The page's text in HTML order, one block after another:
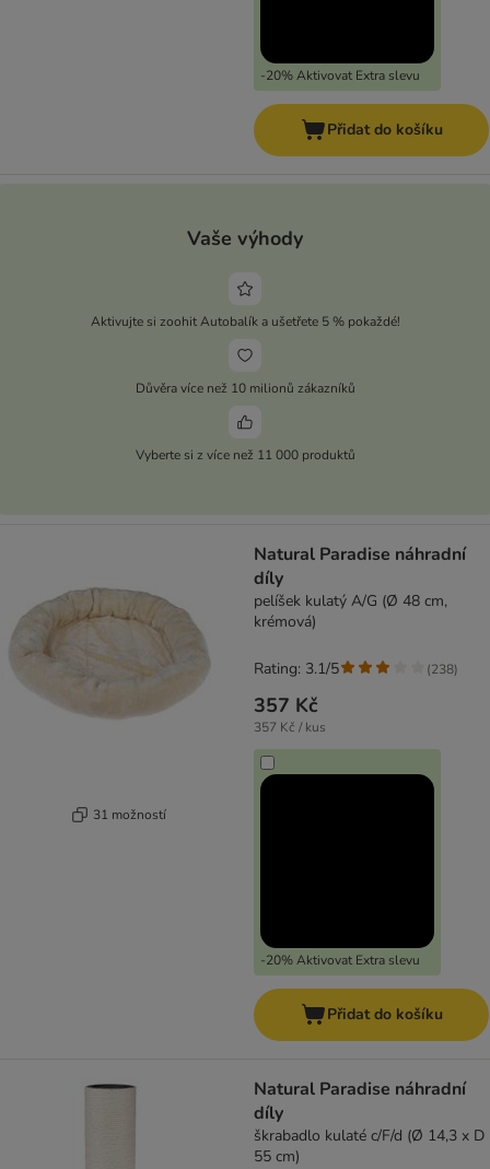
-20% Aktivovat Extra slevu
Přidat do košíku
Vaše výhody
Aktivujte si zoohit Autobalík a ušetřete 5 % pokaždé!
Důvěra více než 10 milionů zákazníků
Vyberte si z více než 11 000 produktů
31 možností
Natural Paradise náhradní
díly
pelíšek kulatý A/G (Ø 48 cm,
krémová)
357 Kč
357 Kč / kus
-20% Aktivovat Extra slevu
Rating: 3.1/5 (238)
Přidat do košíku
Natural Paradise náhradní
díly
škrabadlo kulaté c/F/d (Ø 14,3 x D
55 cm)